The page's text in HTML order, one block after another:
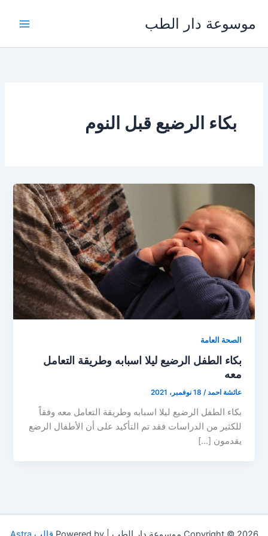
المحتوى
موسوعة دار الطب
بكاء الرضيع قبل النوم
الصحة العامة
بكاء الطفل الرضيع ليلا اسبابه وطريقة التعامل
معه
عائشة احمد/ 18 نوفمبر، 2021
بكاء الطفل الرضيع ليلا اسبابه وطريقة التعامل معه وفقاً
للكثير من الدراسات فقد تم التأكيد على أن الأطفال الرضع
يقدمون […]